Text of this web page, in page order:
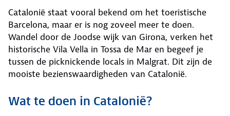
Catalonië staat vooral bekend om het toeristische
Barcelona, maar er is nog zoveel meer te doen.
Wandel door de Joodse wijk van Girona, verken het
historische Vila Vella in Tossa de Mar en begeef je
tussen de picknickende locals in Malgrat. Dit zijn de
mooiste bezienswaardigheden van Catalonië.
Wat te doen in Catalonië?